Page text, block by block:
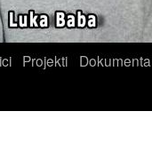
Projekti Dokumenta